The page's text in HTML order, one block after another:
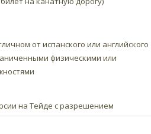
от испанского или английского
физическими или
на Тейде с разрешением